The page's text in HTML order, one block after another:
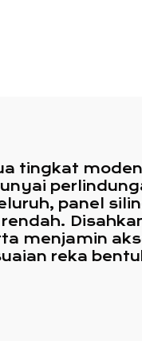
tingkat
panel
menjamin
reka